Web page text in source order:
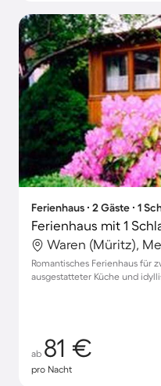
Ferienhaus ∙ 2 Gäste ∙ 1
Ferienhaus mit 1
Romantisches Ferienhaus für
ausgestatteter Küche und
ab 81 €
pro Nacht